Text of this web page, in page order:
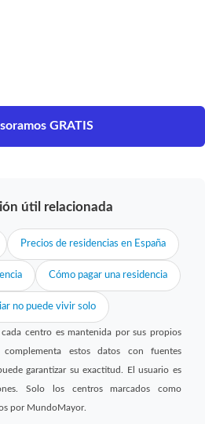
GRATIS
útil relacionada
Precios de residencias en España
Cómo pagar una residencia
no puede vivir solo
centro es mantenida por sus propios
complementa estos datos con fuentes
garantizar su exactitud. El usuario es
Solo los centros marcados como
por MundoMayor.